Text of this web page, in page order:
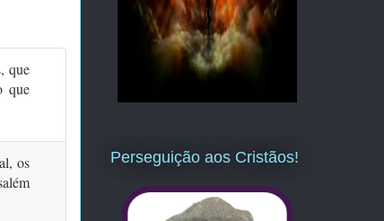
que
que
os
Perseguição aos Cristãos!